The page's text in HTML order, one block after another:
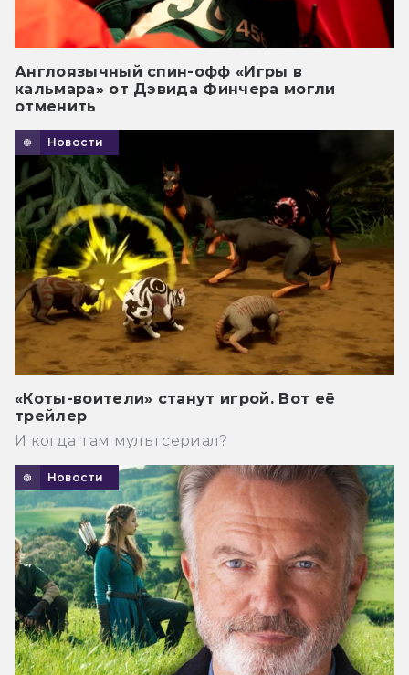
Англоязычный спин-офф «Игры в
кальмара» от Дэвида Финчера могли
отменить
Новости
«Коты-воители» станут игрой. Вот её
трейлер
И когда там мультсериал?
Новости